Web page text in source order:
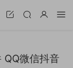
微信抖音